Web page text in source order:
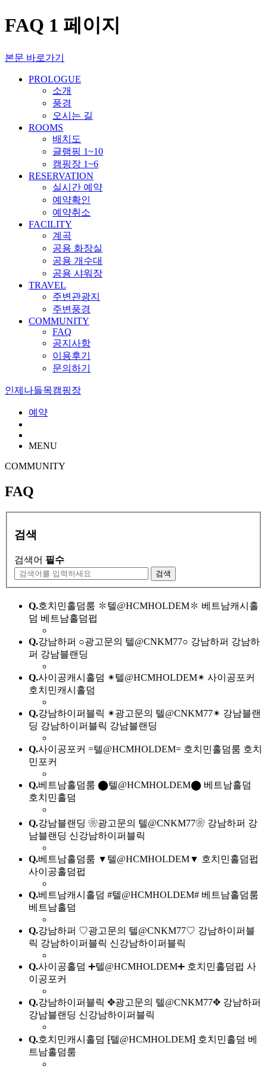
FAQ 1 페이지
본문 바로가기
PROLOGUE
소개
풍경
오시는 길
ROOMS
배치도
글램핑 1~10
캠핑장 1~6
RESERVATION
실시간 예약
예약확인
예약취소
FACILITY
계곡
공용 화장실
공용 개수대
공용 샤워장
TRAVEL
주변관광지
주변풍경
COMMUNITY
FAQ
공지사항
이용후기
문의하기
인제나들목캠핑장
예약
MENU
COMMUNITY
FAQ
검색
검색어 필수
검색
Q.호치민홀덤룸 ✽텔@HCMHOLDEM✽ 베트남캐시홀
덤 베트남홀덤펍
Q.강남하퍼 ○광고문의 텔@CNKM77○ 강남하퍼 강남하
퍼 강남블랜딩
Q.사이공캐시홀덤 ✴텔@HCMHOLDEM✴ 사이공포커
호치민캐시홀덤
Q.강남하이퍼블릭 ✴광고문의 텔@CNKM77✴ 강남블랜
딩 강남하이퍼블릭 강남블랜딩
Q.사이공포커 =텔@HCMHOLDEM= 호치민홀덤룸 호치
민포커
Q.베트남홀덤룸 ⬤텔@HCMHOLDEM⬤ 베트남홀덤
호치민홀덤
Q.강남블랜딩 ❀광고문의 텔@CNKM77❀ 강남하퍼 강
남블랜딩 신강남하이퍼블릭
Q.베트남홀덤룸 ▼텔@HCMHOLDEM▼ 호치민홀덤펍
사이공홀덤펍
Q.베트남캐시홀덤 #텔@HCMHOLDEM# 베트남홀덤룸
베트남홀덤
Q.강남하퍼 ♡광고문의 텔@CNKM77♡ 강남하이퍼블
릭 강남하이퍼블릭 신강남하이퍼블릭
Q.사이공홀덤 ➕텔@HCMHOLDEM➕ 호치민홀덤펍 사
이공포커
Q.강남하이퍼블릭 ✥광고문의 텔@CNKM77✥ 강남하퍼
강남블랜딩 신강남하이퍼블릭
Q.호치민캐시홀덤 ⁅텔@HCMHOLDEM⁆ 호치민홀덤 베
트남홀덤룸